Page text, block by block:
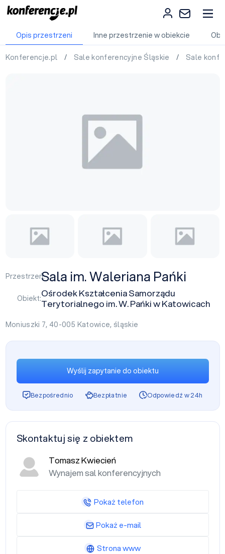
Opis przestrzeni Inne przestrzenie w obiekcie
Konferencje.pl / Sale konferencyjne Śląskie / Sale
Przestrzeń:Sala im. Waleriana Pańki
Obiekt:Ośrodek Kształcenia Samorządu
Terytorialnego im. W. Pańki w Katowicach
Moniuszki 7, 40-005 Katowice, śląskie
Wyślij zapytanie do obiektu
Bezpośrednio Bezpłatnie Odpowiedź w 24h
Skontaktuj się z obiektem
Tomasz Kwiecień
Wynajem sal konferencyjnych
Pokaż telefon
Pokaż e-mail
Strona www